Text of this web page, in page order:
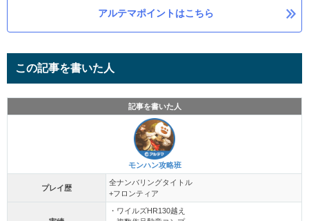
アルテマポイントはこちら
この記事を書いた人
記事を書いた人
モンハン攻略班
プレイ歴
全ナンバリングタイトル
+フロンティア
・ワイルズHR130越え